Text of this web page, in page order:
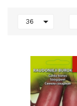
36 